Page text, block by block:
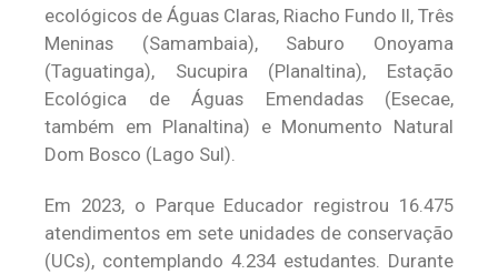
ecológicos de Águas Claras, Riacho Fundo II, Três
Meninas (Samambaia), Saburo Onoyama
(Taguatinga), Sucupira (Planaltina), Estação
Ecológica de Águas Emendadas (Esecae,
também em Planaltina) e Monumento Natural
Dom Bosco (Lago Sul).
Em 2023, o Parque Educador registrou 16.475
atendimentos em sete unidades de conservação
(UCs), contemplando 4.234 estudantes. Durante